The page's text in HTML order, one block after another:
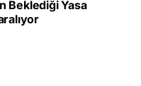
Beklediği Yasa